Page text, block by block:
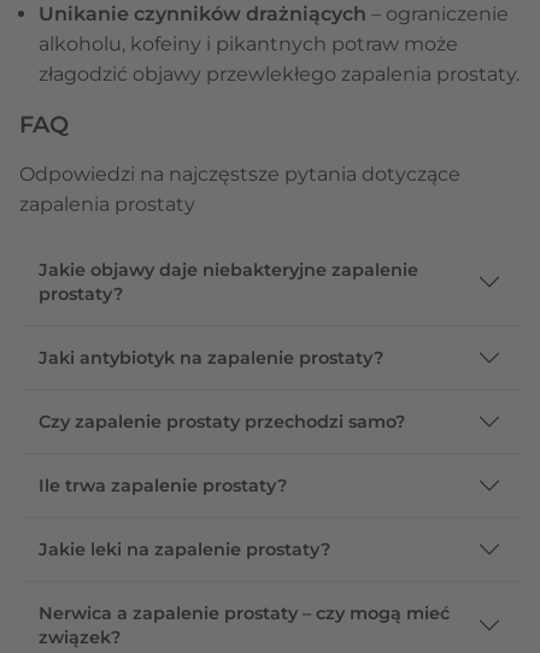
Unikanie czynników drażniących – ograniczenie
alkoholu, kofeiny i pikantnych potraw może
złagodzić objawy przewlekłego zapalenia prostaty.
FAQ
Odpowiedzi na najczęstsze pytania dotyczące
zapalenia prostaty
Jakie objawy daje niebakteryjne zapalenie
prostaty?
Jaki antybiotyk na zapalenie prostaty?
Czy zapalenie prostaty przechodzi samo?
Ile trwa zapalenie prostaty?
Jakie leki na zapalenie prostaty?
Nerwica a zapalenie prostaty – czy mogą mieć
związek?